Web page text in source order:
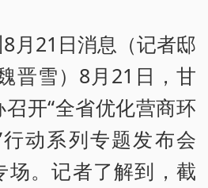
月21日消息（记者邸
晋雪）8月21日，甘
开“全省优化营商环
动系列专题发布会
。记者了解到，截